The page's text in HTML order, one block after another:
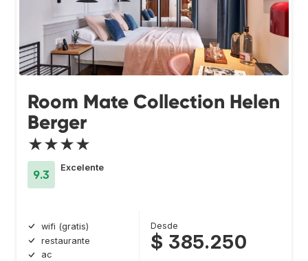
Room Mate Collection Helen
Berger
★★★★
9.3
Excelente
wifi (gratis)
restaurante
ac
Desde
$ 385.250